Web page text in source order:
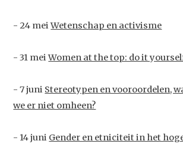
- 24 meiWetenschap en activisme
- 31 meiWomen at the top: do it
- 7 juni Stereotypen en vooroordelen,
we er niet omheen?
- 14 juni Gender en etniciteit in het